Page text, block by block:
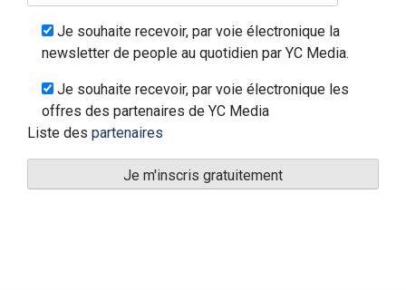
Je souhaite recevoir, par voie électronique la
newsletter de people au quotidien par YC Media.
Je souhaite recevoir, par voie électronique les
offres des partenaires de YC Media
Liste des partenaires